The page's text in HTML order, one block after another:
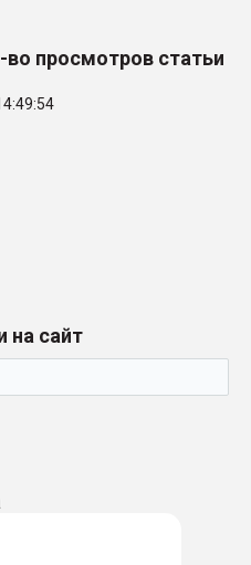
просмотров статьи
на сайт